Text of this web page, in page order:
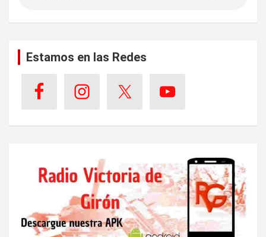
c
Estamos en las Redes